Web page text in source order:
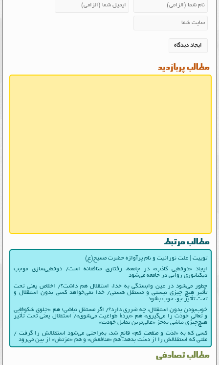
مطالب پربازدید
مطالب مرتبط
توییت | علت نورانیت و نام پرآوازه حضرت مسیح(ع)
ایجاد «دوقطبی کاذب» در جامعه، رفتاری منافقانه است/ دوقطبی‌سازی موجب
دیکتاتوری روانی در جامعه می‌شود
چطور می‌شود در عین وابستگی به خدا، استقلال هم داشت؟/ اخلاص یعنی تحت
تأثیر هیچ چیزی نیستی و مستقل هستی/ خدا نمی‌خواهد کسی بدون استقلال و
تحت تأثیر جوّ، خوب بشود
خوب‌بودن بدون استقلال، چه ضرری دارد؟/ اگر مستقل نباشی؛ هم «جلوی شکوفایی
و تعالیِ خودت را می‌گیری» هم «بردۀ طواغیت می‌شوی»/ استقلال یعنی تحت تأثیر
هیچ‌چیزی نباشی به‌جز «عالی‌ترین تمایل خودت»
کسی که به «لذت و منفعتِ کم» قانع شد، به‌راحتی می‌شود استقلالش را گرفت /
ملتی که استقلالش را از دست بدهد، هم «منافعش» و هم «عزتش» از بین می‌رود
مطالب تصادفی